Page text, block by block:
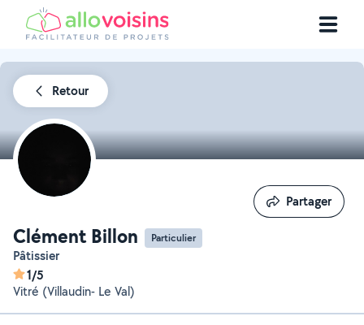
Retour
Clément Billon Particulier
Pâtissier
1/5
Vitré (Villaudin- Le Val)
Partager
Partager